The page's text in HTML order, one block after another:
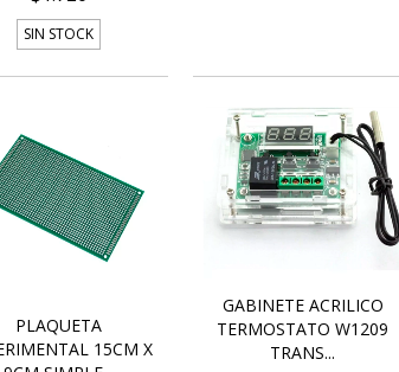
SIN STOCK
PLAQUETA
15CM X
GABINETE ACRILICO
TERMOSTATO W1209
TRANS...